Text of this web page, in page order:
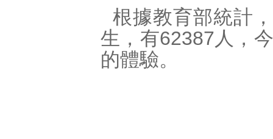
根據教育部統計
生，有62387人，
的體驗。